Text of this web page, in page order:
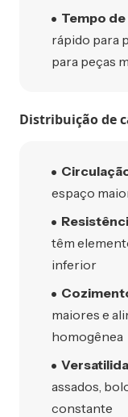
Tempo
rápido para
para peças
Distribuição de
espaço
têm
inferior
maiores e
homogênea
assados,
constante